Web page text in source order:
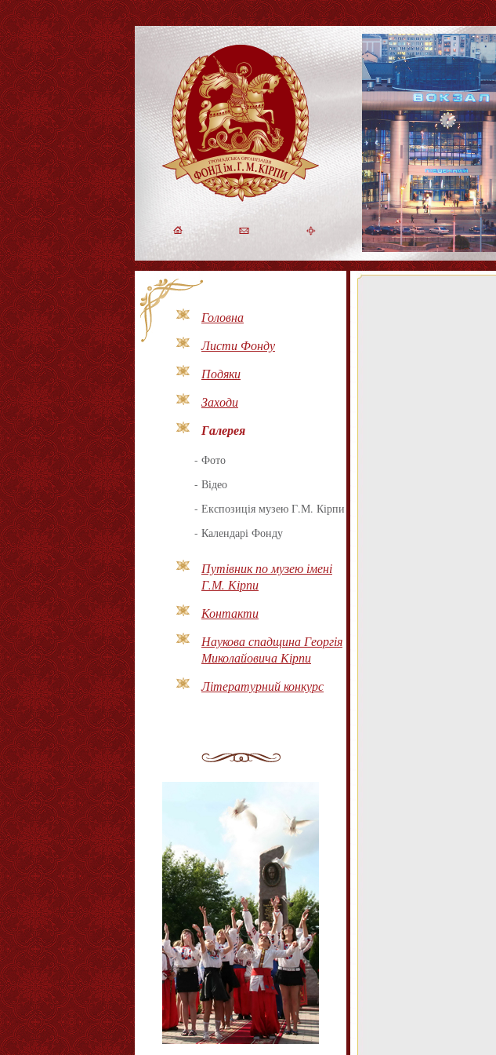
Головна
Листи Фонду
Подяки
Заходи
Галерея
- Фото
- Відео
- Експозиція музею Г.М. Кірпи
- Календарі Фонду
Путівник по музею імені
Г.М. Кірпи
Контакти
Наукова спадщина Георгія
Миколайовича Кірпи
Літературний конкурс